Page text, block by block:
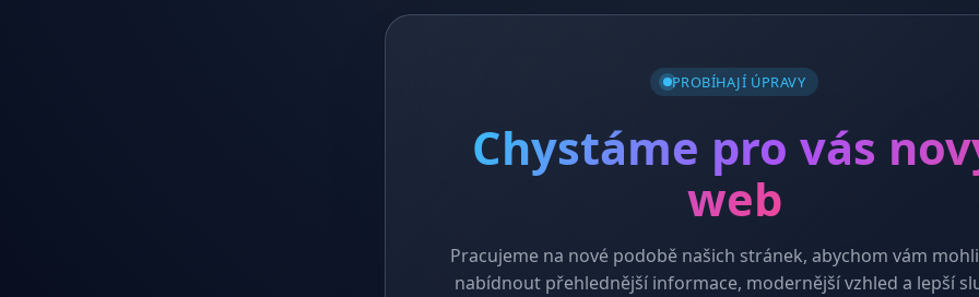
PROBÍHAJÍ ÚPRAVY
Chystáme pro vás
web
Pracujeme na nové podobě našich stránek, abychom vám
nabídnout přehlednější informace, modernější vzhled a lepší